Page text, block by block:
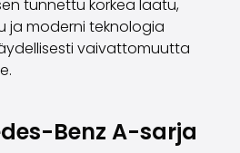
tunnettu korkea laatu,
ja moderni teknologia
vaivattomuutta
Benz A-sarja